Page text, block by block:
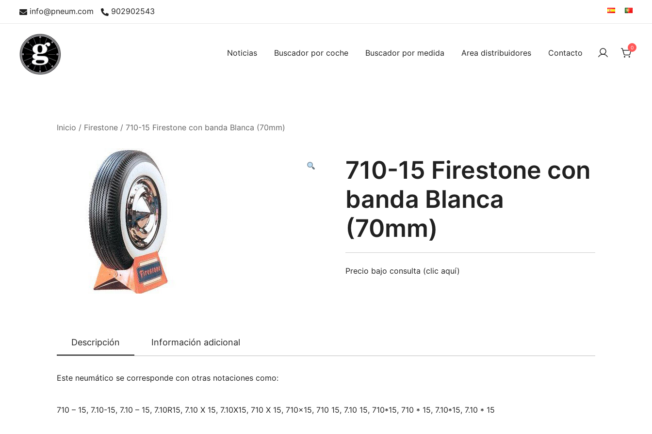
info@pneum.com 902902543
Noticias Buscador por coche Buscador por medida Area distribuidores Contacto
0
Inicio / Firestone / 710-15 Firestone con banda Blanca (70mm)
710-15 Firestone con
banda Blanca
(70mm)
Precio bajo consulta (clic aquí)
Descripción Información adicional
Este neumático se corresponde con otras notaciones como:
710 – 15, 7.10-15, 7.10 – 15, 7.10R15, 7.10 X 15, 7.10X15, 710 X 15, 710×15, 710 15, 7.10 15, 710*15, 710 * 15, 7.10*15, 7.10 * 15